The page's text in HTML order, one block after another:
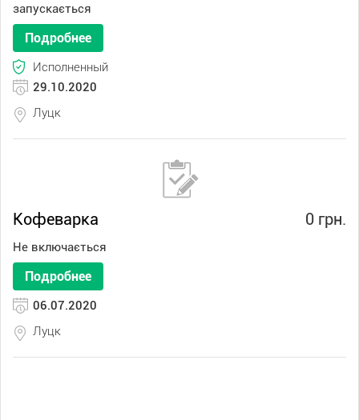
запускається
Подробнее
Исполненный
29.10.2020
Луцк
0 грн.
Кофеварка
Не включається
Подробнее
06.07.2020
Луцк